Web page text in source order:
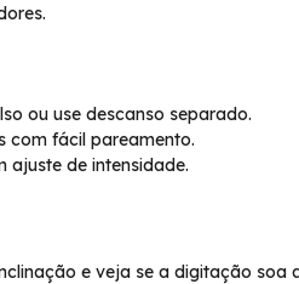
ou use descanso separado.
com fácil pareamento.
ajuste de intensidade.
e veja se a digitação